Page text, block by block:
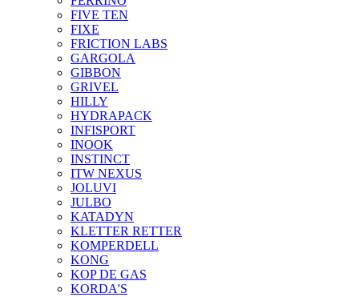
FIVE TEN
FIXE
FRICTION LABS
GARGOLA
GIBBON
GRIVEL
HILLY
HYDRAPACK
INFISPORT
INOOK
INSTINCT
ITW NEXUS
JOLUVI
JULBO
KATADYN
KLETTER RETTER
KOMPERDELL
KONG
KOP DE GAS
KORDA'S